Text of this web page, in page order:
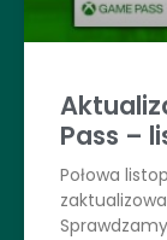
Pass –
Połowa